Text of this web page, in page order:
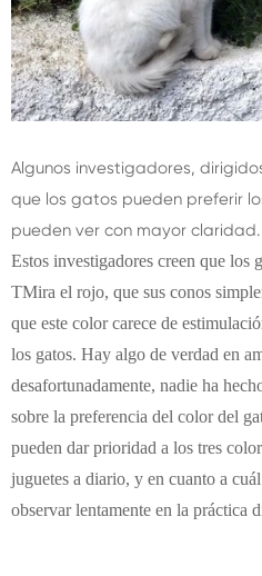
Algunos investigadores,
que los gatos pueden preferir
pueden ver con mayor claridad.
Estos investigadores creen que los
TMira el rojo, que sus conos
que este color carece de
los gatos. Hay algo de verdad en
desafortunadamente, nadie ha
sobre la preferencia del color del
pueden dar prioridad a los tres
juguetes a diario, y en cuanto a
observar lentamente en la práctica